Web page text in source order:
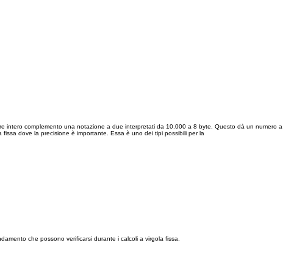
intero complemento una notazione a due interpretati da 10.000 a 8 byte. Questo dà un numero a
dove la precisione è importante. Essa è uno dei tipi possibili per la
che possono verificarsi durante i calcoli a virgola fissa.